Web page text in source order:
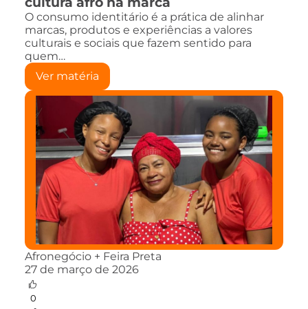
O consumo identitário é a prática de alinhar
marcas, produtos e experiências a valores
culturais e sociais que fazem sentido para
quem…
Ver matéria
Afronegócio + Feira Preta
27 de março de 2026
0